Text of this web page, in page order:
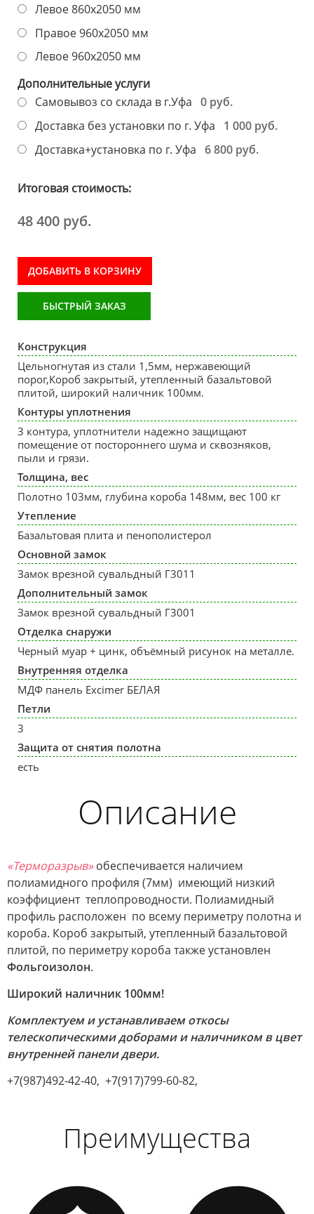
Левое 860х2050 мм
Правое 960х2050 мм
Левое 960х2050 мм
Дополнительные услуги
Самовывоз со склада в г.Уфа 0 руб.
Доставка без установки по г. Уфа
1 000 руб.
Доставка+установка по г. Уфа 6 800 руб.
Итоговая стоимость:
48 400 руб.
ДОБАВИТЬ В КОРЗИНУ
БЫСТРЫЙ ЗАКАЗ
Конструкция
Цельногнутая из стали 1,5мм, нержавеющий
порог,Короб закрытый, утепленный базальтовой
плитой, широкий наличник 100мм.
Контуры уплотнения
3 контура, уплотнители надежно защищают
помещение от постороннего шума и сквозняков,
пыли и грязи.
Толщина, вес
Полотно 103мм, глубина короба 148мм, вес 100 кг
Утепление
Базальтовая плита и пенополистерол
Основной замок
Замок врезной сувальдный Г3011
Дополнительный замок
Замок врезной сувальдный Г3001
Отделка снаружи
Черный муар + цинк, объёмный рисунок на металле.
Внутренняя отделка
МДФ панель Excimer БЕЛАЯ
Петли
3
Защита от снятия полотна
есть
Описание
«Терморазрыв»обеспечивается наличием
полиамидного профиля (7мм) имеющий низкий
коэффициент теплопроводности. Полиамидный
профиль расположен по всему периметру полотна и
короба. Короб закрытый, утепленный базальтовой
плитой, по периметру короба также установлен
Фольгоизолон.
Широкий наличник 100мм!
Комплектуем и устанавливаем откосы
телескопическими доборами и наличником в цвет
внутренней панели двери.
+7(987)492-42-40, +7(917)799-60-82,
Преимущества